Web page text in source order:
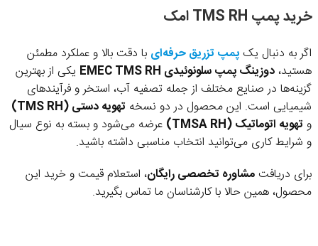
خرید پمپ TMS RH امک
اگر به دنبال یک پمپ تزریق حرفه‌ای با دقت بالا و عملکرد مطمئن
هستید، دوزینگ پمپ سلونوئیدی EMEC TMS RH
یکی از بهترین
گزینه‌ها در صنایع مختلف از جمله تصفیه آب، استخر و فرآیندهای
شیمیایی است. این محصول در دو نسخه تهویه دستی (TMS RH)
و تهویه اتوماتیک (TMSA RH)
عرضه می‌شود و بسته به نوع سیال
و شرایط کاری می‌توانید انتخاب مناسبی داشته باشید.
برای دریافت مشاوره تخصصی رایگان، استعلام قیمت و خرید این
محصول، همین حالا با کارشناسان ما تماس بگیرید.